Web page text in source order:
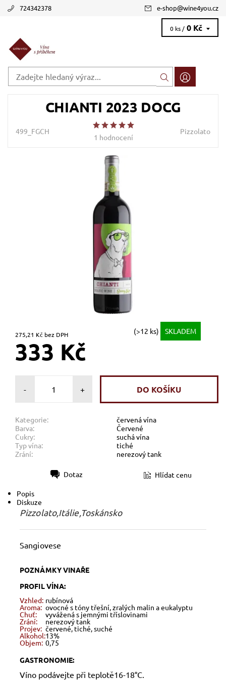
724342378 e-shop@wine4you.cz
0 ks / 0 Kč
CHIANTI 2023 DOCG
499_FGCH
1 hodnocení
Pizzolato
275,21 Kč bez DPH (>12 ks) SKLADEM
333 Kč
- +
Kategorie:
červená vína
Barva:
Červené
Cukry:
suchá vína
Typ vína:
tiché
Zrání:
nerezový tank
Dotaz Hlídat cenu
Popis
Diskuze
Pizzolato,Itálie,Toskánsko
Sangiovese
POZNÁMKY VINAŘE
PROFIL VÍNA:
Vzhled: rubínová
Aroma: ovocné s tóny třešní, zralých malin a eukalyptu
Chuť: vyvážená s jemnými tříslovinami
Zrání: nerezový tank
Projev: červené, tiché, suché
Alkohol:13%
Objem: 0,75
GASTRONOMIE:
Víno podávejte při teplotě16-18°C.